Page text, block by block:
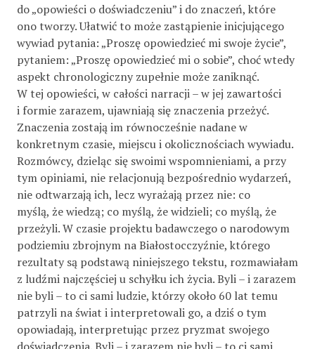
do „opowieści o doświadczeniu” i do znaczeń, które
ono tworzy. Ułatwić to może zastąpienie inicjującego
wywiad pytania: „Proszę opowiedzieć mi swoje życie”,
pytaniem: „Proszę opowiedzieć mi o sobie”, choć wtedy
aspekt chronologiczny zupełnie może zaniknąć.
W tej opowieści, w całości narracji – w jej zawartości
i formie zarazem, ujawniają się znaczenia przeżyć.
Znaczenia zostają im równocześnie nadane w
konkretnym czasie, miejscu i okolicznościach wywiadu.
Rozmówcy, dzieląc się swoimi wspomnieniami, a przy
tym opiniami, nie relacjonują bezpośrednio wydarzeń,
nie odtwarzają ich, lecz wyrażają przez nie: co
myślą, że wiedzą; co myślą, że widzieli; co myślą, że
przeżyli. W czasie projektu badawczego o narodowym
podziemiu zbrojnym na Białostocczyźnie, którego
rezultaty są podstawą niniejszego tekstu, rozmawiałam
z ludźmi najczęściej u schyłku ich życia. Byli – i zarazem
nie byli – to ci sami ludzie, którzy około 60 lat temu
patrzyli na świat i interpretowali go, a dziś o tym
opowiadają, interpretując przez pryzmat swojego